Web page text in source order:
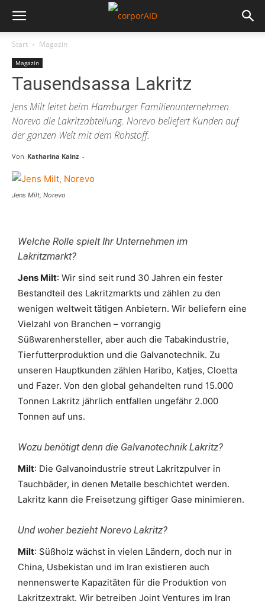
Start Magazin
Magazin
Tausendsassa Lakritz
Jens Milt leitet beim Hamburger Familienunternehmen
Norevo die Lakritzabteilung. Norevo beliefert Kunden auf
der ganzen Welt mit dem Rohstoff.
Von Katharina Kainz -
Jens Milt, Norevo
Welche Rolle spielt Ihr Unternehmen im
Lakritzmarkt?
Jens Milt: Wir sind seit rund 30 Jahren ein fester
Bestandteil des Lakritzmarkts und zählen zu den
wenigen weltweit tätigen Anbietern. Wir beliefern eine
Vielzahl von Branchen – vorrangig
Süßwarenhersteller, aber auch die Tabakindustrie,
Tierfutterproduktion und die Galvanotechnik. Zu
unseren Hauptkunden zählen Haribo, Katjes, Cloetta
und Fazer. Von den global gehandelten rund 15.000
Tonnen Lakritz jährlich entfallen ungefähr 2.000
Tonnen auf uns.
Wozu benötigt denn die Galvanotechnik Lakritz?
Milt: Die Galvanoindustrie streut Lakritzpulver in
Tauchbäder, in denen Metalle beschichtet werden.
Lakritz kann die Freisetzung giftiger Gase minimieren.
Und woher bezieht Norevo Lakritz?
Milt: Süßholz wächst in vielen Ländern, doch nur in
China, Usbekistan und im Iran existieren auch
nennenswerte Kapazitäten für die Produktion von
Lakritzextrakt. Wir betreiben Joint Ventures im Iran